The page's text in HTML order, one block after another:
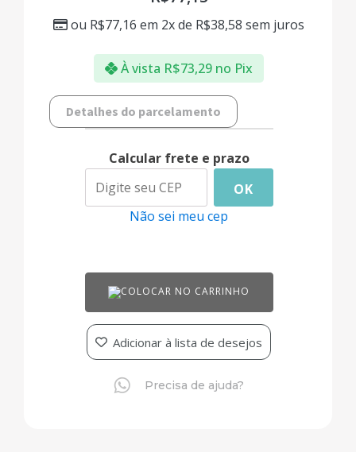
ou R$77,16 em 2x de R$38,58 sem juros
À vista R$73,29 no Pix
Detalhes do parcelamento
Calcular frete e prazo
OK
Não sei meu cep
COLOCAR NO CARRINHO
Adicionar à lista de desejos
Precisa de ajuda?